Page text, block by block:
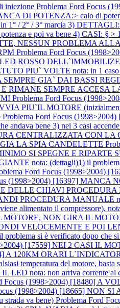
iniezione Problema Ford Focus
DI POTENZA:> calo di
/ 2° / 3° marcia 3)
e poi va bene 4) CASI: § >
NESSUN PROBLEMA
Problema Ford Focus
ROSSO
PIU` VOLTE nota: in 1 caso
SEMPRE GIA` DAI BASSI
RIMANE SEMPRE ACCESA
Problema Ford Focus
PIU`IL MOTORE
Problema Ford Focus
andava bene 3) nei 3 casi
CENTRALIZZATA CON LA
LA SPIA CANDELETTE
SI SPEGNE E RIPARTE
nota: (dettagli)1) il problema
Ford Focus (1998>2004)
(1998>2004) [16397]
DELLE CHIAVI PROCEDURA
PROCEDURA MANUALE
alimentato il compressore).
MOTORE, NON GIRA IL
VELOCEMENTE E POI
si è verificato dopo che si
[17559] NEI 2 CASI IL
A 120KM ORARI
temperatura del motore, basta
nota: non arriva corrente al
Focus (1998>2004) [18480] A
(1998>2004) [18665] NON
va bene) Problema Ford